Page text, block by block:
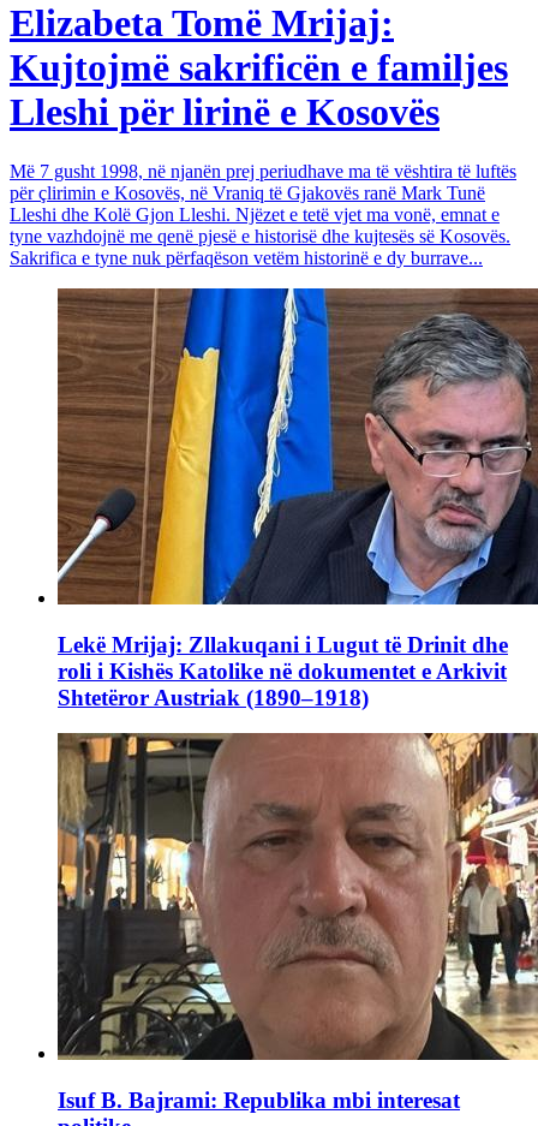
Elizabeta Tomë Mrijaj:
Kujtojmë sakrificën e familjes
Lleshi për lirinë e Kosovës
Më 7 gusht 1998, në njanën prej periudhave ma të vështira të luftës
për çlirimin e Kosovës, në Vraniq të Gjakovës ranë Mark Tunë
Lleshi dhe Kolë Gjon Lleshi. Njëzet e tetë vjet ma vonë, emnat e
tyne vazhdojnë me qenë pjesë e historisë dhe kujtesës së Kosovës.
Sakrifica e tyne nuk përfaqëson vetëm historinë e dy burrave...
Lekë Mrijaj: Zllakuqani i Lugut të Drinit dhe
roli i Kishës Katolike në dokumentet e Arkivit
Shtetëror Austriak (1890–1918)
Isuf B. Bajrami: Republika mbi interesat